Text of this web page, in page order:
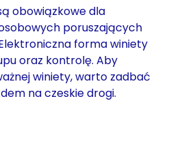
obowiązkowe dla
poruszających
forma winiety
oraz kontrolę. Aby
winiety, warto zadbać
na czeskie drogi.